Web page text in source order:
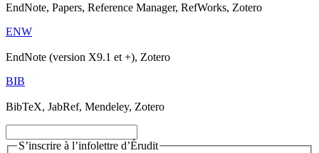
EndNote, Papers, Reference Manager, RefWorks, Zotero
ENW
EndNote (version X9.1 et +), Zotero
BIB
BibTeX, JabRef, Mendeley, Zotero
S’inscrire à l’infolettre d’Érudit